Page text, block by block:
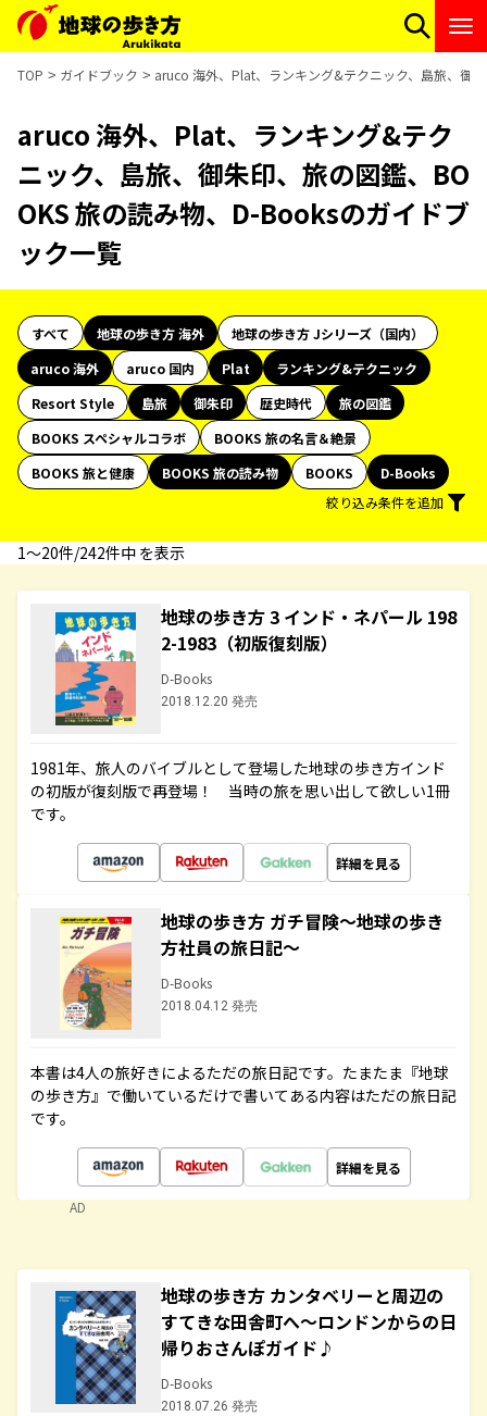
TOP ガイドブック aruco 海外、Plat、ランキング&テクニック、島旅、御
aruco 海外、Plat、ランキング&テク
ニック、島旅、御朱印、旅の図鑑、BO
OKS 旅の読み物、D-Booksのガイドブ
ック一覧
すべて 地球の歩き方 海外
地球の歩き方 Jシリーズ（国内）
aruco 海外
aruco 国内 Plat
ランキング&テクニック
Resort Style
島旅 御朱印 歴史時代
旅の図鑑
BOOKS スペシャルコラボ
BOOKS 旅の名言＆絶景
BOOKS 旅と健康
BOOKS 旅の読み物 BOOKS
D-Books
絞り込み条件を追加
1〜20件/242件中 を表示
地球の歩き方 3 インド・ネパール 198
2-1983（初版復刻版）
D-Books
2018.12.20 発売
1981年、旅人のバイブルとして登場した地球の歩き方インド
の初版が復刻版で再登場！ 当時の旅を思い出して欲しい1冊
です。
詳細を見る
地球の歩き方 ガチ冒険～地球の歩き
方社員の旅日記～
D-Books
2018.04.12 発売
本書は4人の旅好きによるただの旅日記です。たまたま『地球
の歩き方』で働いているだけで書いてある内容はただの旅日記
です。
詳細を見る
AD
地球の歩き方 カンタベリーと周辺の
すてきな田舎町へ～ロンドンからの日
帰りおさんぽガイド♪
D-Books
2018.07.26 発売